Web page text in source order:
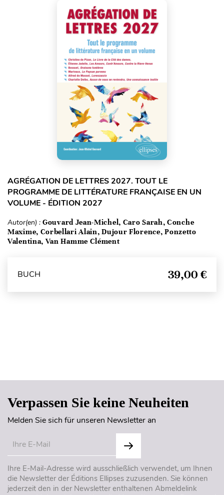
AGRÉGATION DE LETTRES 2027. TOUT LE
PROGRAMME DE LITTÉRATURE FRANÇAISE EN UN
VOLUME - ÉDITION 2027
Autor(en) : Gouvard Jean-Michel, Caro Sarah, Conche
Maxime, Corbellari Alain, Dujour Florence, Ponzetto
Valentina, Van Hamme Clément
BUCH 39,00 €
Verpassen Sie keine Neuheiten
Melden Sie sich für unseren Newsletter an
Ihre E-Mail-Adresse wird ausschließlich verwendet, um Ihnen
die Newsletter der Éditions Ellipses zuzusenden. Sie können
jederzeit den in der Newsletter enthaltenen Abmeldelink